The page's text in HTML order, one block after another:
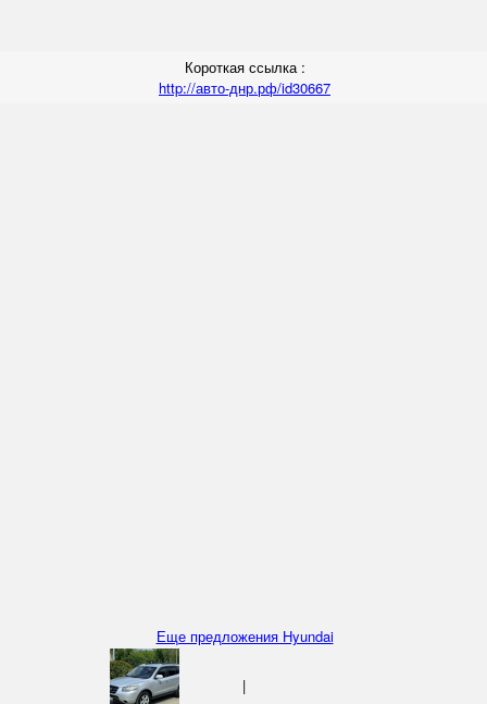
Короткая ссылка :
http://авто-днр.рф/id30667
Еще предложения Hyundai
|